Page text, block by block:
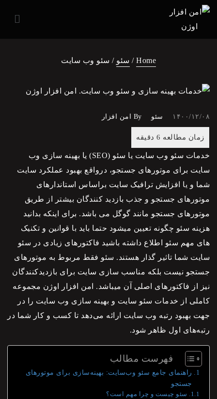
Home
/ سئو / سئو وب سایت
۱۴۰۰/۱۲/۰۸ سئو By امن افزار
خدمات سئو وب سایت یا سئو
(SEO) یا بهینه سازی وب
سایت برای موتورهای جستجو، درواقع بهبود عملکرد سایت
شما و یا
افزایش ترافیک سایت براساس استاندارهای
موتورهای جستجو و جذب بازدید کنندگان بیشتر از طریق
موتورهای جستجو مانند گوگل می باشد. برای اینکه بدانید
هزینه سئو چگونه تعیین میشود حتما باید با قوانین و تکنیک
های مهم سئو اطلاع داشته باشید فاکتورهای زیادی در سئو
سایت شما تاثیر گذار هستند. سئو فقط مربوط به موتورهای
جستجو نیست بلکه مناسب سازی سایت برای بازدیدکنندگان
نیز از فاکتورهای اصلی آن میباشد. امن افزار اوژن مجموعه
کاملی از خدمات سئو سایت و بهینه سازی وب سایت را در
جهت بهبود رتبه وب سایت ارائه می‌دهد تا کسب و کار شما در
رتبه‌های اول ظاهر شود.
فهرست مطالب
راهنمای جامع سئو وب‌سایت: بهینه‌سازی برای موتورهای
جستجو
سئو چیست و چرا مهم است؟